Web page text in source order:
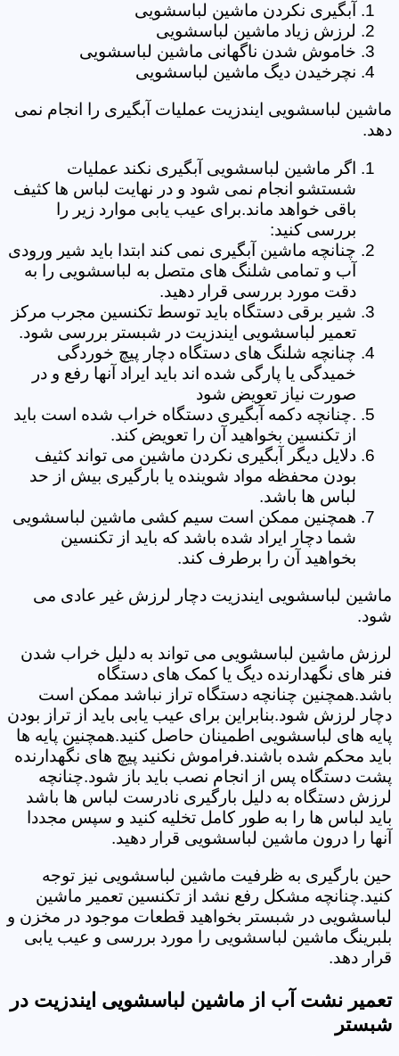
آبگیری نکردن ماشین لباسشویی
لرزش زیاد ماشین لباسشویی
خاموش شدن ناگهانی ماشین لباسشویی
نچرخیدن دیگ ماشین لباسشویی
ماشین لباسشویی ایندزیت عملیات آبگیری را انجام نمی
دهد.
اگر ماشین لباسشویی آبگیری نکند عملیات
شستشو انجام نمی شود و در نهایت لباس ها کثیف
باقی خواهد ماند.برای عیب یابی موارد زیر را
بررسی کنید:
چنانچه ماشین آبگیری نمی کند ابتدا باید شیر ورودی
آب و تمامی شلنگ های متصل به لباسشویی را به
دقت مورد بررسی قرار دهید.
شیر برقی دستگاه باید توسط تکنسین مجرب مرکز
تعمیر لباسشویی ایندزیت در شبستر بررسی شود.
چنانچه شلنگ های دستگاه دچار پیچ خوردگی
خمیدگی یا پارگی شده اند باید ایراد آنها رفع و در
صورت نیاز تعویض شود
.چنانچه دکمه آبگیری دستگاه خراب شده است باید
از تکنسین بخواهید آن را تعویض کند.
دلایل دیگر آبگیری نکردن ماشین می تواند کثیف
بودن محفظه مواد شوینده یا بارگیری بیش از حد
لباس ها باشد.
همچنین ممکن است سیم کشی ماشین لباسشویی
شما دچار ایراد شده باشد که باید از تکنسین
بخواهید آن را برطرف کند.
ماشین لباسشویی ایندزیت دچار لرزش غیر عادی می
شود.
لرزش ماشین لباسشویی می تواند به دلیل خراب شدن
فنر های نگهدارنده دیگ یا کمک های دستگاه
باشد.همچنین چنانچه دستگاه تراز نباشد ممکن است
دچار لرزش شود.بنابراین برای عیب یابی باید از تراز بودن
پایه های لباسشویی اطمینان حاصل کنید.همچنین پایه ها
باید محکم شده باشند.فراموش نکنید پیچ های نگهدارنده
پشت دستگاه پس از انجام نصب باید باز شود.چنانچه
لرزش دستگاه به دلیل بارگیری نادرست لباس ها باشد
باید لباس ها را به طور کامل تخلیه کنید و سپس مجددا
آنها را درون ماشین لباسشویی قرار دهید.
حین بارگیری به ظرفیت ماشین لباسشویی نیز توجه
کنید.چنانچه مشکل رفع نشد از تکنسین تعمیر ماشین
لباسشویی در شبستر بخواهید قطعات موجود در مخزن و
بلبرینگ ماشین لباسشویی را مورد بررسی و عیب یابی
قرار دهد.
تعمیر نشت آب از ماشین لباسشویی ایندزیت در
شبستر